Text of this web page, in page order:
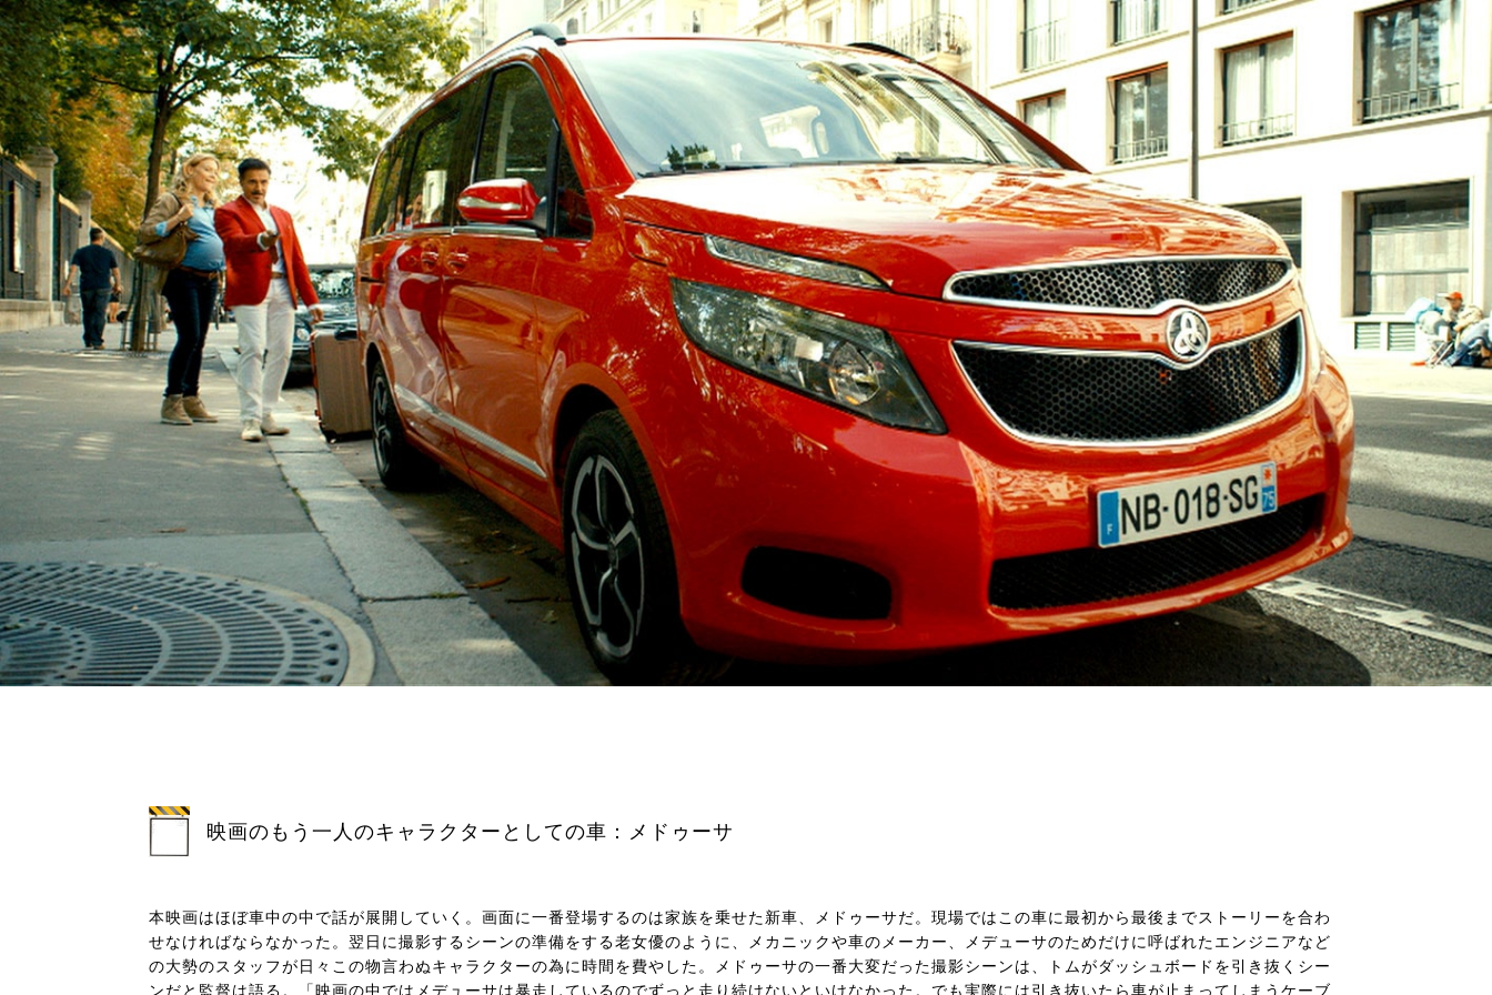
映画のもう一人のキャラクターとしての車：メドゥーサ
本映画はほぼ車中の中で話が展開していく。画面に一番登場するのは家族を乗せた新車、メドゥーサだ。現場ではこの車に最初から最後までストーリーを合わ
せなければならなかった。翌日に撮影するシーンの準備をする老女優のように、メカニックや車のメーカー、メデューサのためだけに呼ばれたエンジニアなど
の大勢のスタッフが日々この物言わぬキャラクターの為に時間を費やした。メドゥーサの一番大変だった撮影シーンは、トムがダッシュボードを引き抜くシー
ンだと監督は語る。「映画の中ではメデューサは暴走しているのでずっと走り続けないといけなかった。でも実際には引き抜いたら車が止まってしまうケーブ